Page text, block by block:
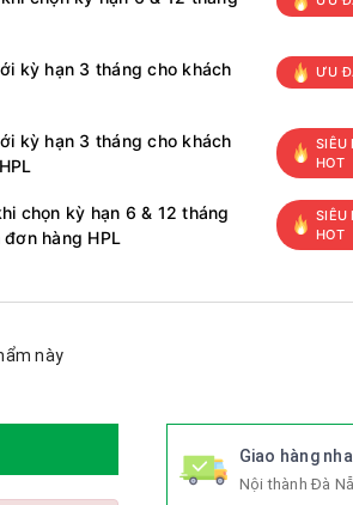
kỳ hạn 3 tháng cho khách
ƯU
kỳ hạn 3 tháng cho khách
SIÊU
HOT
chọn kỳ hạn 6 & 12 tháng
hàng HPL
SIÊU
HOT
này
Giao hàng
Nội thành Đà